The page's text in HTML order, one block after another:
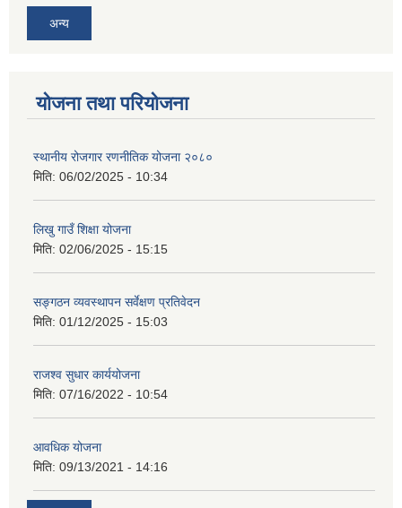
अन्य
योजना तथा परियोजना
स्थानीय रोजगार रणनीतिक योजना २०८०
मिति: 06/02/2025 - 10:34
लिखु गाउँ शिक्षा योजना
मिति: 02/06/2025 - 15:15
सङ्गठन व्यवस्थापन सर्वेक्षण प्रतिवेदन
मिति: 01/12/2025 - 15:03
राजश्व सुधार कार्ययोजना
मिति: 07/16/2022 - 10:54
आवधिक योजना
मिति: 09/13/2021 - 14:16